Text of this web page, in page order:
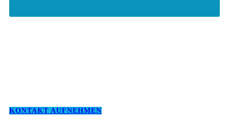
KONTAKT AUFNEHMEN